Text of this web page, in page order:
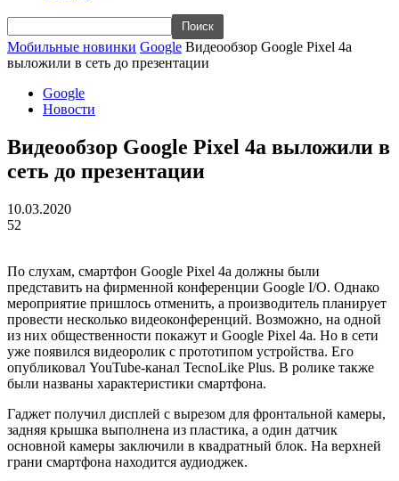
Мобильные новинки Google Видеообзор Google Pixel 4a
выложили в сеть до презентации
Google
Новости
Видеообзор Google Pixel 4a выложили в
сеть до презентации
10.03.2020
52
По слухам, смартфон Google Pixel 4a должны были
представить на фирменной конференции Google I/O. Однако
мероприятие пришлось отменить, а производитель планирует
провести несколько видеоконференций. Возможно, на одной
из них общественности покажут и Google Pixel 4a. Но в сети
уже появился видеоролик с прототипом устройства. Его
опубликовал YouTube-канал TecnoLike Plus. В ролике также
были названы характеристики смартфона.
Гаджет получил дисплей с вырезом для фронтальной камеры,
задняя крышка выполнена из пластика, а один датчик
основной камеры заключили в квадратный блок. На верхней
грани смартфона находится аудиоджек.